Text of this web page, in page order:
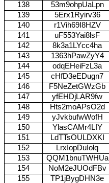
138
53m9ohpUaLpn
139
5Erx1Ryirv36
140
r1Vih69I8HZV
141
uF553Yai8lsF
142
8k3a1LYcc4ha
143
1363hPawZyY4
144
odqEHeiFzL3a
145
cHfD3eEDugn7
146
F5NeZetGWzGb
147
yfEHDjLAR9fw
148
Hts2moAPsO2d
149
yJvkbufwWofH
150
YlasCAMr4LIY
151
LdTTsOULDXKI
152
LrxIopDuIolq
153
QQM1bnuTWHUa
154
NoM2eJUOdFBv
155
TP1jBygDHN3e